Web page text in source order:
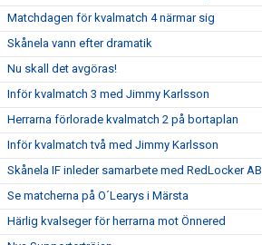
Matchdagen för kvalmatch 4 närmar sig
Skånela vann efter dramatik
Nu skall det avgöras!
Inför kvalmatch 3 med Jimmy Karlsson
Herrarna förlorade kvalmatch 2 på bortaplan
Inför kvalmatch två med Jimmy Karlsson
Skånela IF inleder samarbete med RedLocker AB
Se matcherna på O´Learys i Märsta
Härlig kvalseger för herrarna mot Önnered